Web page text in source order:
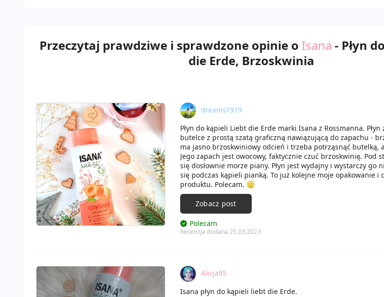
Przeczytaj prawdziwe i sprawdzone opinie o Isana - Płyn
die Erde, Brzoskwinia
dreams1919
Płyn do kąpieli Liebt die Erde marki Isana z Rossmanna.
butelce z prostą szatą graficzną nawiązującą do zapachu -
ma jasno brzoskwiniowy odcień i trzeba potrząsnąć butelką,
Jego zapach jest owocowy, faktycznie czuć brzoskwinię. Pod
się dosłownie morze piany. Płyn jest wydajny i wystarczy go
się podczas kąpieli pianką. To już kolejne moje opakowanie i
produktu. Polecam.
Zobacz post
Polecam
Recenzja dodana 25.03.2023
Alicja95
Isana płyn do kąpieli liebt die Erde.